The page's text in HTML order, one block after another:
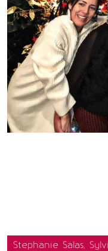
Stephanie Salas,